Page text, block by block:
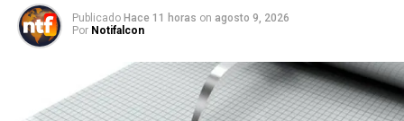
Publicado Hace 11 horas on agosto 9, 2026
Por Notifalcon